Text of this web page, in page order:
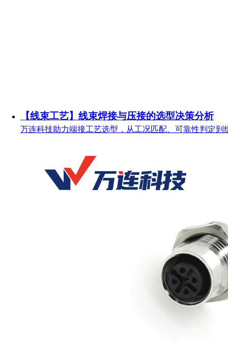
【线束工艺】线束焊接与压接的选型决策分析
万连科技助力端接工艺选型，从工况匹配、可靠性判定到